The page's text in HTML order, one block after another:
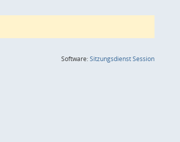
Software:SitzungsdienstSession(Wird in